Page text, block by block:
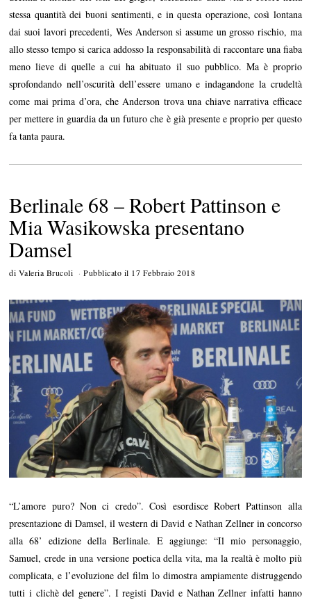
stessa quantità dei buoni sentimenti, e in questa operazione, così lontana
dai suoi lavori precedenti, Wes Anderson si assume un grosso rischio, ma
allo stesso tempo si carica addosso la responsabilità di raccontare una fiaba
meno lieve di quelle a cui ha abituato il suo pubblico. Ma è proprio
sprofondando nell’oscurità dell’essere umano e indagandone la crudeltà
come mai prima d’ora, che Anderson trova una chiave narrativa efficace
per mettere in guardia da un futuro che è già presente e proprio per questo
fa tanta paura.
Berlinale 68 – Robert Pattinson e
Mia Wasikowska presentano
Damsel
di Valeria Brucoli Pubblicato il 17 Febbraio 2018
a
r
z
2
0
8
“L’amore puro? Non ci credo”. Così esordisce Robert Pattinson alla
presentazione di Damsel, il western di David e Nathan Zellner in concorso
alla 68’ edizione della Berlinale. E aggiunge: “Il mio personaggio,
Samuel, crede in una versione poetica della vita, ma la realtà è molto più
complicata, e l’evoluzione del film lo dimostra ampiamente distruggendo
tutti i clichè del genere”. I registi David e Nathan Zellner infatti hanno